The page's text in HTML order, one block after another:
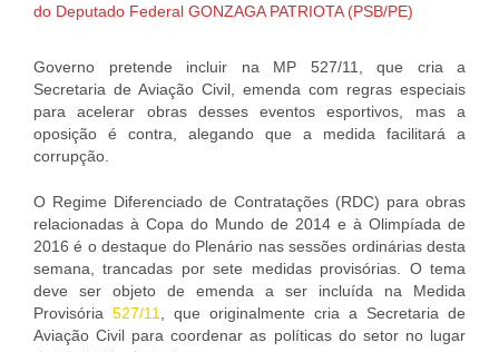
do Deputado Federal GONZAGA PATRIOTA (PSB/PE)
Governo pretende incluir na MP 527/11, que cria a
Secretaria de Aviação Civil, emenda com regras especiais
para acelerar obras desses eventos esportivos, mas a
oposição é contra, alegando que a medida facilitará a
corrupção.
O Regime Diferenciado de Contratações (RDC) para obras
relacionadas à Copa do Mundo de 2014 e à Olimpíada de
2016 é o destaque do Plenário nas sessões ordinárias desta
semana, trancadas por sete medidas provisórias. O tema
deve ser objeto de emenda a ser incluída na Medida
Provisória 527/11
, que originalmente cria a Secretaria de
Aviação Civil para coordenar as políticas do setor no lugar